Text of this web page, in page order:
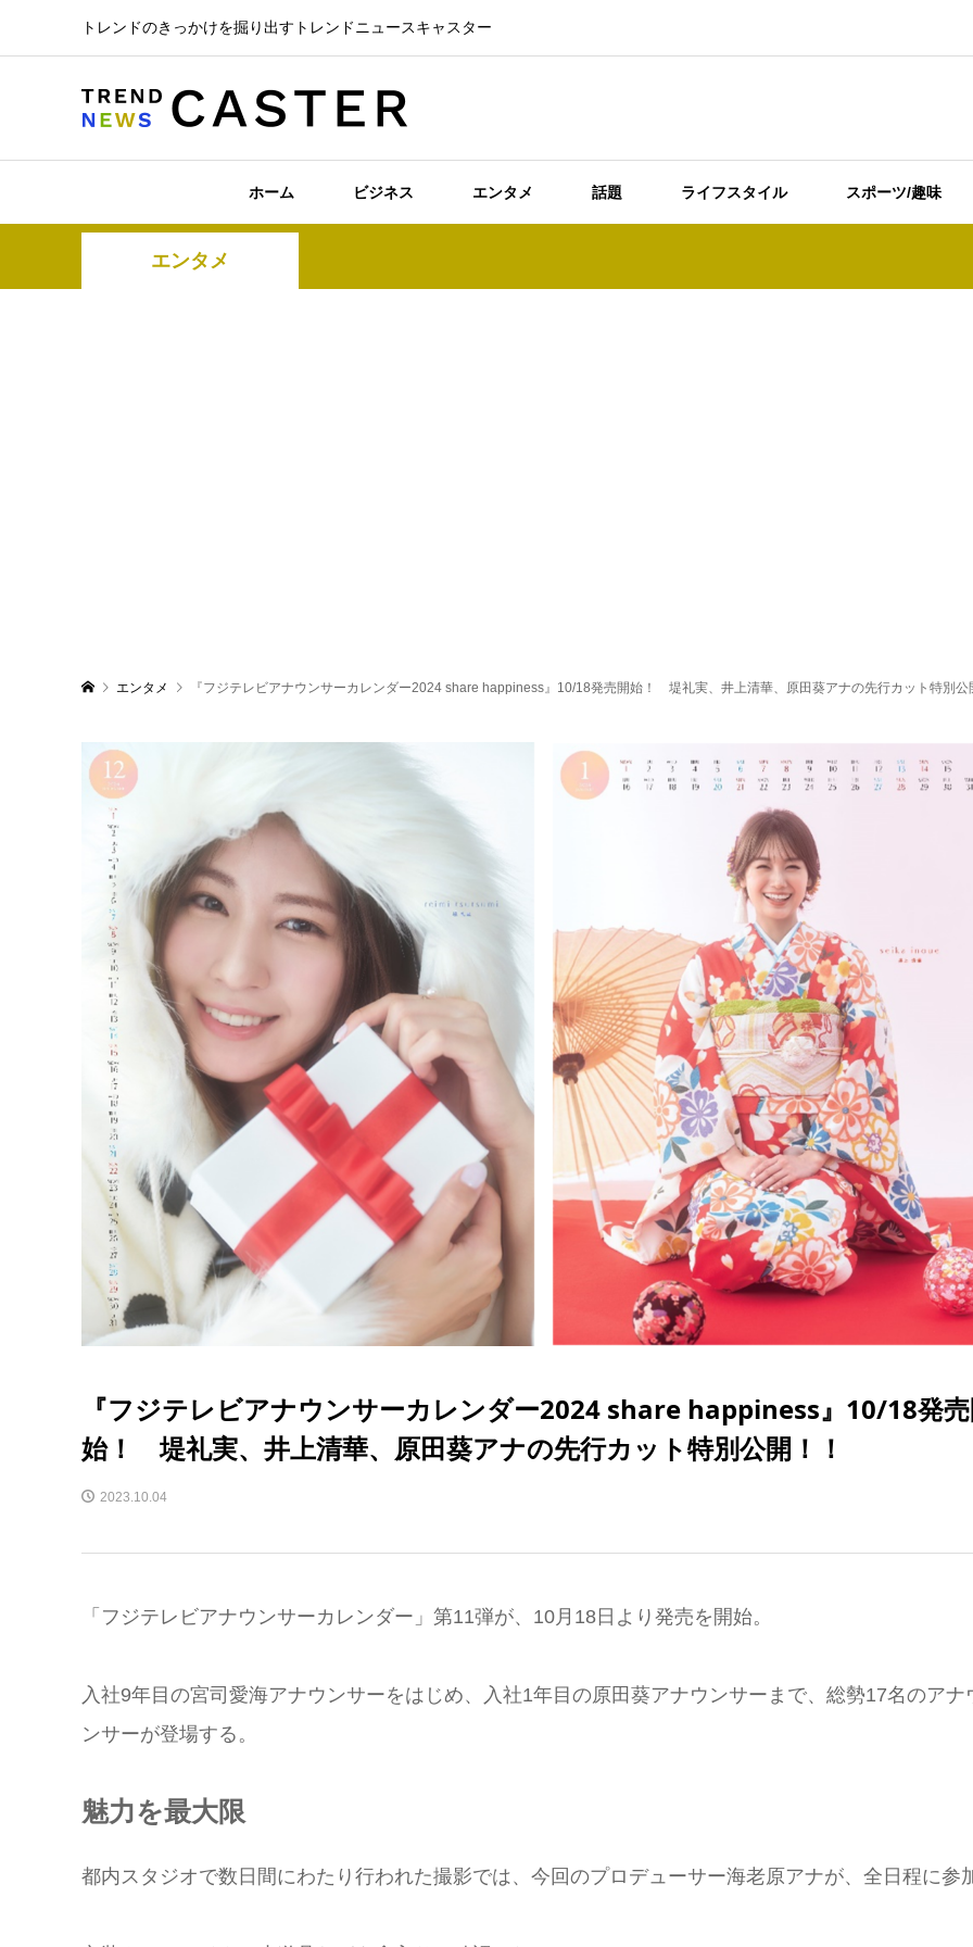
トレンドのきっかけを掘り出すトレンドニュースキャスター
ホーム ビジネス エンタメ 話題 ライフスタイル スポーツ/趣味
エンタメ
エンタメ 『フジテレビアナウンサーカレンダー2024 share happiness』10/18発売開始！ 堤礼実、井上清華、原田葵アナの先行カット特別公
『フジテレビアナウンサーカレンダー2024 share happiness』10/18発
始！ 堤礼実、井上清華、原田葵アナの先行カット特別公開！！
2023.10.04
「フジテレビアナウンサーカレンダー」第11弾が、10月18日より発売を開始。
入社9年目の宮司愛海アナウンサーをはじめ、入社1年目の原田葵アナウンサーまで、総勢17名のアナ
ンサーが登場する。
魅力を最大限
都内スタジオで数日間にわたり行われた撮影では、今回のプロデューサー海老原アナが、全日程に参